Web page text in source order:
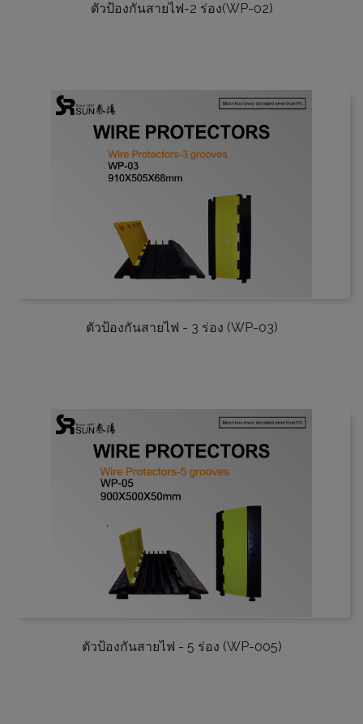
ตัวป้องกันสายไฟ-2 ร่อง(WP-02)
ตัวป้องกันสายไฟ - 3 ร่อง (WP-03)
ตัวป้องกันสายไฟ - 5 ร่อง (WP-005)